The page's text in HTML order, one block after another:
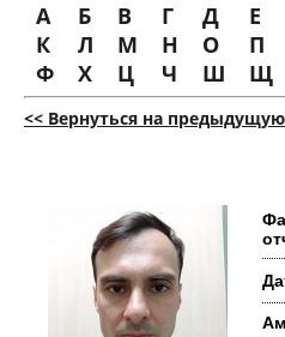
А Б В Г Д Е
К
Л М Н О П
Ф
Х Ц Ч Ш Щ
<< Вернуться на